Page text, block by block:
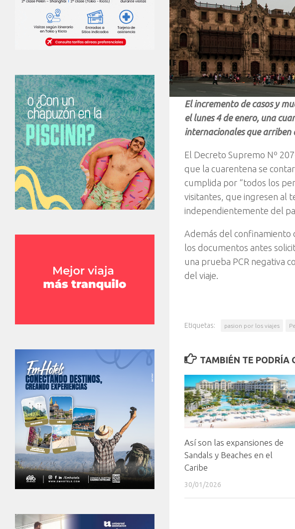
El incremento de casos y
el lunes 4 de enero, una
internacionales que arriben
El Decreto Supremo Nº
que la cuarentena se
cumplida por “todos los
visitantes, que ingresen al
independientemente del
Además del confinamiento
los documentos antes
una prueba PCR negativa
del viaje.
Etiquetas: pasion por los viajes
TAMBIÉN TE PODRÍA
Así son las expansiones de
Sandals y Beaches en el
Caribe
30/01/2026